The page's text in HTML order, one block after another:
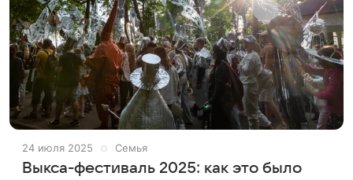
24 июля 2025 Семья
Выкса-фестиваль 2025: как это было